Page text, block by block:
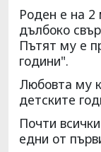
Роден е на 2
дълбоко
Пътят му е
години".
Любовта му
детските
Почти
едни от